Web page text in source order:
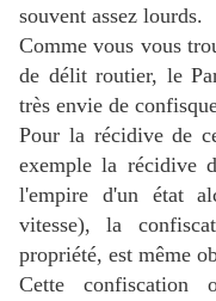
souvent assez lourds.
Comme vous vous
de délit routier, le
très envie de
Pour la récidive de
exemple la récidive
l'empire d'un état
vitesse), la
propriété, est même
Cette confiscation